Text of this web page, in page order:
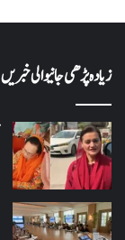
زیادہ پڑھی جانیوالی خبریں